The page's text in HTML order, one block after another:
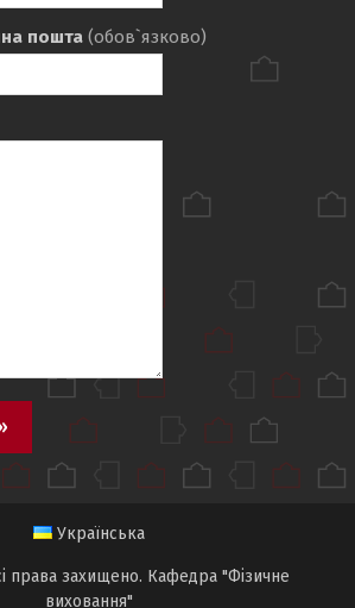
пошта (обов`язково)
Українська
права захищено. Кафедра "Фізичне
виховання"